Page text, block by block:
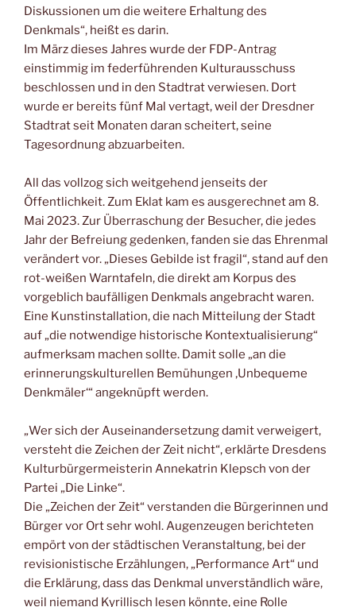
Diskussionen um die weitere Erhaltung des
Denkmals“, heißt es darin.
Im März dieses Jahres wurde der FDP-Antrag
einstimmig im federführenden Kulturausschuss
beschlossen und in den Stadtrat verwiesen. Dort
wurde er bereits fünf Mal vertagt, weil der Dresdner
Stadtrat seit Monaten daran scheitert, seine
Tagesordnung abzuarbeiten.
All das vollzog sich weitgehend jenseits der
Öffentlichkeit. Zum Eklat kam es ausgerechnet am 8.
Mai 2023. Zur Überraschung der Besucher, die jedes
Jahr der Befreiung gedenken, fanden sie das Ehrenmal
verändert vor. „Dieses Gebilde ist fragil“, stand auf den
rot-weißen Warntafeln, die direkt am Korpus des
vorgeblich baufälligen Denkmals angebracht waren.
Eine Kunstinstallation, die nach Mitteilung der Stadt
auf „die notwendige historische Kontextualisierung“
aufmerksam machen sollte. Damit solle „an die
erinnerungskulturellen Bemühungen ‚Unbequeme
Denkmäler‘“ angeknüpft werden.
„Wer sich der Auseinandersetzung damit verweigert,
versteht die Zeichen der Zeit nicht“, erklärte Dresdens
Kulturbürgermeisterin Annekatrin Klepsch von der
Partei „Die Linke“.
Die „Zeichen der Zeit“ verstanden die Bürgerinnen und
Bürger vor Ort sehr wohl. Augenzeugen berichteten
empört von der städtischen Veranstaltung, bei der
revisionistische Erzählungen, „Performance Art“ und
die Erklärung, dass das Denkmal unverständlich wäre,
weil niemand Kyrillisch lesen könnte, eine Rolle